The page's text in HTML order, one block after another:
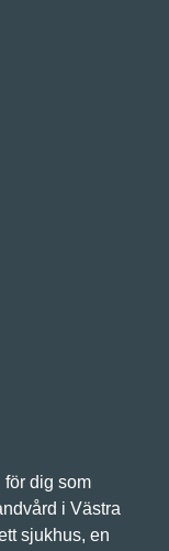
för dig som
i Västra
sjukhus, en